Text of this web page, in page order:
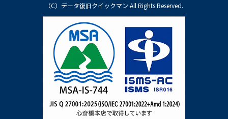
（C）データ復旧クイックマン All Rights Reserved.